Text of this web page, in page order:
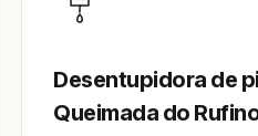
Desentupidora de
Queimada do